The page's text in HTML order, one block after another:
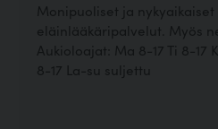
Monipuoliset ja nykyaikaiset
eläinlääkäripalvelut. Myös
Aukioloajat: Ma 8-17 Ti 8-17
8-17 La-su suljettu